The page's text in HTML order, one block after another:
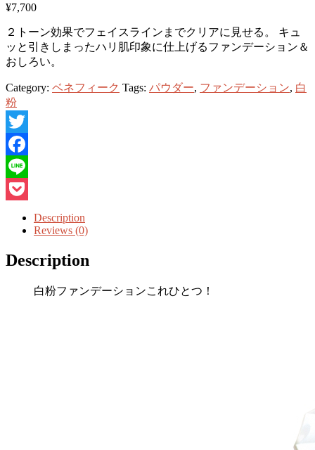
¥7,700
２トーン効果でフェイスラインまでクリアに見せる。 キュ
ッと引きしまったハリ肌印象に仕上げるファンデーション＆
おしろい。
Category: ベネフィーク Tags: パウダー, ファンデーション, 白
粉
Twitter
Facebook
Line
Pocket
Description
Reviews (0)
Description
白粉ファンデーションこれひとつ！